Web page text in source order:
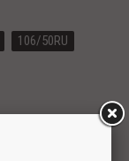
106/50RU